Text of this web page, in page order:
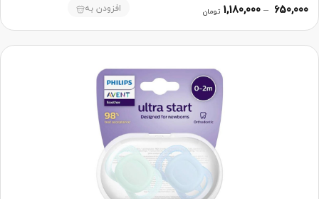
650,000
–
1,180,000 تومان افزودن به